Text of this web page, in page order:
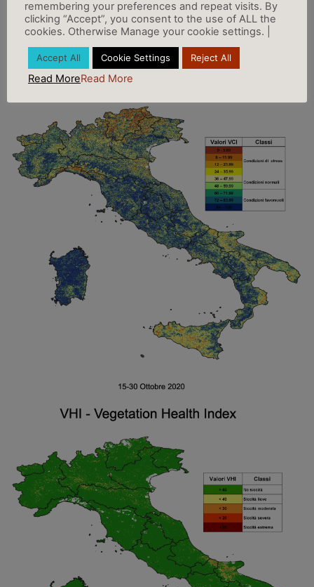
remembering your preferences and repeat visits. By
clicking “Accept”, you consent to the use of ALL the
cookies. Otherwise Manage your cookie settings. |
Accept All Cookie Settings Reject All
Read MoreRead More